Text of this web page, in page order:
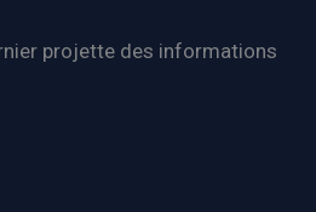
projette des informations